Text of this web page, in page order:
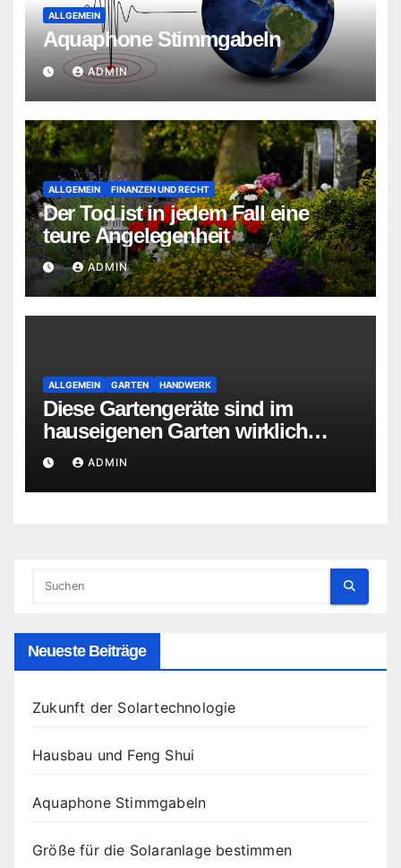
ALLGEMEIN
Aquaphone Stimmgabeln
ADMIN
ALLGEMEIN FINANZEN UND RECHT
Der Tod ist in jedem Fall eine
teure Angelegenheit
ADMIN
ALLGEMEIN GARTEN HANDWERK
Diese Gartengeräte sind im
hauseigenen Garten wirklich
wichtigADMIN
Neueste Beiträge
Zukunft der Solartechnologie
Hausbau und Feng Shui
Aquaphone Stimmgabeln
Größe für die Solaranlage bestimmen